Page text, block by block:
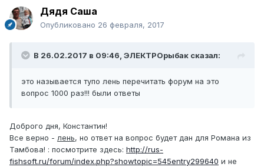
Дядя Саша
Опубликовано 26 февраля, 2017
В 26.02.2017 в 09:46, ЭЛЕКТРОрыбак сказал:
это называется тупо лень перечитать форум на это
вопрос 1000 раз!!! были ответы
Доброго дня, Константин!
Все верно - лень, но ответ на вопрос будет дан для Романа из
Тамбова! : посмотрите здесь: http://rus-
fishsoft.ru/forum/index.php?showtopic=545entry299640 и не